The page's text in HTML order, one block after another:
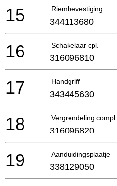
Riembevestiging
15 344113680
Schakelaar cpl.
16 316096810
Handgriff
17 343445630
Vergrendeling compl.
18 316096820
Aanduidingsplaatje
19 338129050